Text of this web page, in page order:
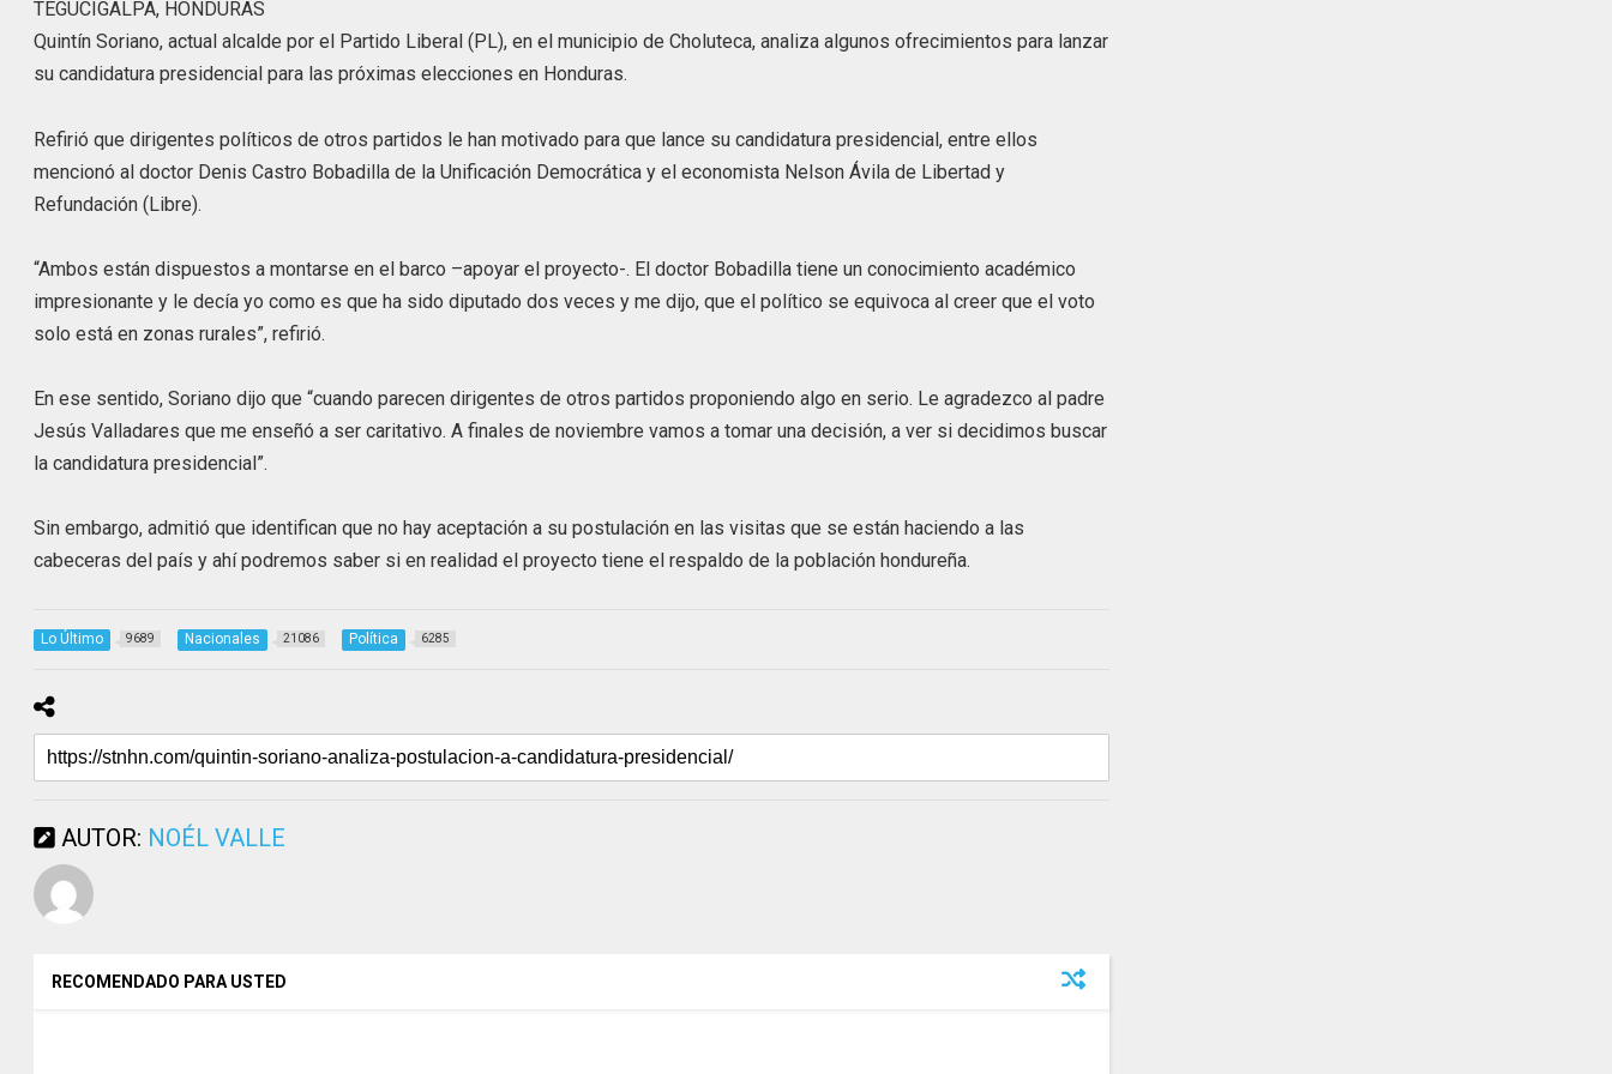
TEGUCIGALPA, HONDURAS
Quintín Soriano, actual alcalde por el Partido Liberal (PL), en el municipio de Choluteca, analiza algunos ofrecimientos para lanzar
su candidatura presidencial para las próximas elecciones en Honduras.
Refirió que dirigentes políticos de otros partidos le han motivado para que lance su candidatura presidencial, entre ellos
mencionó al doctor Denis Castro Bobadilla de la Unificación Democrática y el economista Nelson Ávila de Libertad y
Refundación (Libre).
“Ambos están dispuestos a montarse en el barco –apoyar el proyecto-. El doctor Bobadilla tiene un conocimiento académico
impresionante y le decía yo como es que ha sido diputado dos veces y me dijo, que el político se equivoca al creer que el voto
solo está en zonas rurales”, refirió.
En ese sentido, Soriano dijo que “cuando parecen dirigentes de otros partidos proponiendo algo en serio. Le agradezco al padre
Jesús Valladares que me enseñó a ser caritativo. A finales de noviembre vamos a tomar una decisión, a ver si decidimos buscar
la candidatura presidencial”.
Sin embargo, admitió que identifican que no hay aceptación a su postulación en las visitas que se están haciendo a las
cabeceras del país y ahí podremos saber si en realidad el proyecto tiene el respaldo de la población hondureña.
Lo Último 9689 Nacionales 21086 Política 6285
AUTOR: NOÉL VALLE
RECOMENDADO PARA USTED